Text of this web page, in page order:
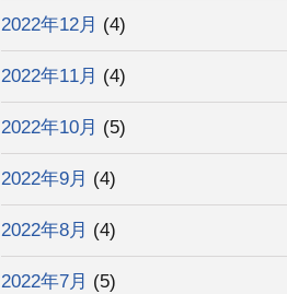
2022年12月 (4)
2022年11月 (4)
2022年10月 (5)
2022年9月 (4)
2022年8月 (4)
2022年7月 (5)